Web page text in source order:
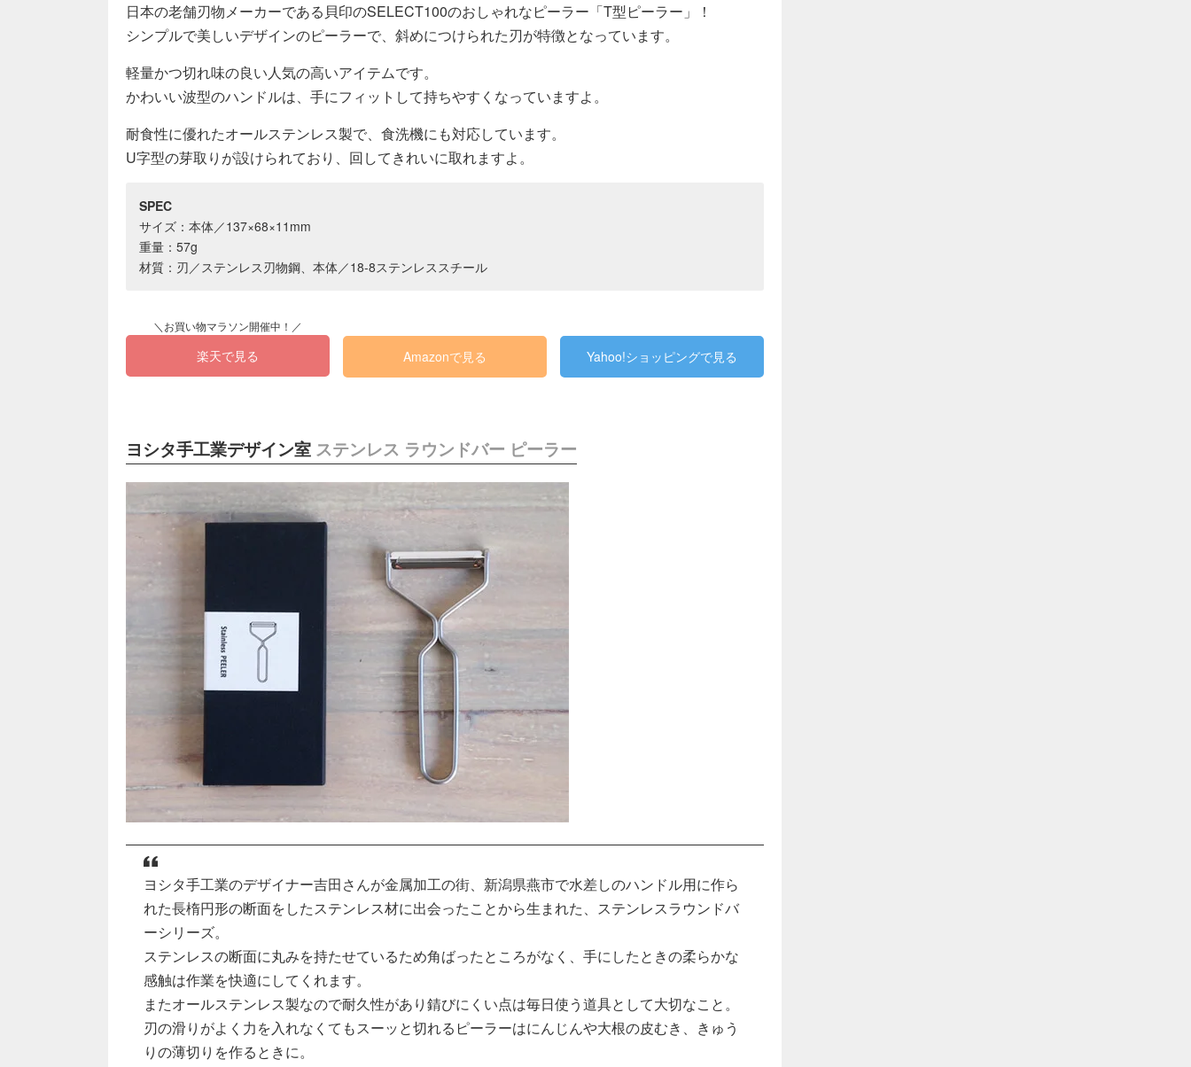
日本の老舗刃物メーカーである貝印のSELECT100のおしゃれなピーラー「T型ピーラー」！
シンプルで美しいデザインのピーラーで、斜めにつけられた刃が特徴となっています。
軽量かつ切れ味の良い人気の高いアイテムです。
かわいい波型のハンドルは、手にフィットして持ちやすくなっていますよ。
耐食性に優れたオールステンレス製で、食洗機にも対応しています。
U字型の芽取りが設けられており、回してきれいに取れますよ。
SPEC
サイズ：本体／137×68×11mm
重量：57g
材質：刃／ステンレス刃物鋼、本体／18-8ステンレススチール
楽天で見る Amazonで見る Yahoo!ショッピングで見る
ヨシタ手工業デザイン室 ステンレス ラウンドバー ピーラー
ヨシタ手工業のデザイナー吉田さんが金属加工の街、新潟県燕市で水差しのハンドル用に作ら
れた長楕円形の断面をしたステンレス材に出会ったことから生まれた、ステンレスラウンドバ
ーシリーズ。
ステンレスの断面に丸みを持たせているため角ばったところがなく、手にしたときの柔らかな
感触は作業を快適にしてくれます。
またオールステンレス製なので耐久性があり錆びにくい点は毎日使う道具として大切なこと。
刃の滑りがよく力を入れなくてもスーッと切れるピーラーはにんじんや大根の皮むき、きゅう
りの薄切りを作るときに。